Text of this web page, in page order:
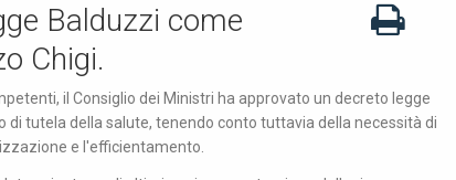
Balduzzi come
Chigi.
il Consiglio dei Ministri ha approvato un decreto legge
tutela della salute, tenendo conto tuttavia della necessità di
e l'efficientamento.